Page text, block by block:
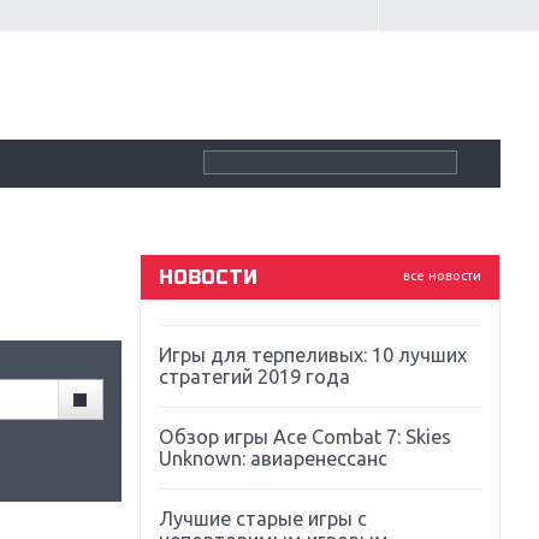
все новости
НОВОСТИ
Souls
Far Cry 5: хвалить нельзя ругать
Игры для терпеливых: 10 лучших
стратегий 2019 года
Обзор игры Ace Combat 7: Skies
Unknown: авиаренессанс
Лучшие старые игры с